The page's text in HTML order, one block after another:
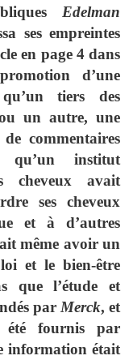
Edelman
ses empreintes
en page 4 dans
d’une
tiers des
un autre, une
commentaires
qu’un institut
cheveux avait
ses cheveux
et à d’autres
même avoir un
et le bien-être
que l’étude et
par Merck, et
été fournis par
information était